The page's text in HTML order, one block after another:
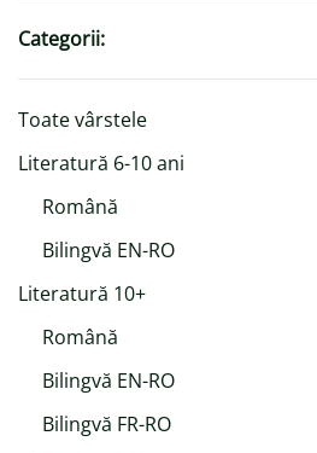
Categorii:
Toate vârstele
Literatură 6-10 ani
Română
Bilingvă EN-RO
Literatură 10+
Română
Bilingvă EN-RO
Bilingvă FR-RO